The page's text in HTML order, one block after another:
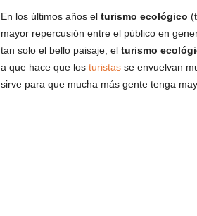
En los últimos años el turismo ecológico
mayor repercusión entre el público en
tan solo el bello paisaje, el turismo
a que hace que los turistasse envuelvan
sirve para que mucha más gente tenga